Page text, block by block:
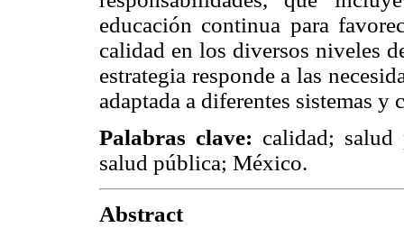
educación continua para
calidad en los diversos niveles
estrategia responde a las
adaptada a diferentes sistemas y
Palabras clave: calidad; salud
salud pública; México.
Abstract